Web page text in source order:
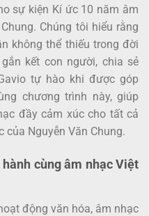
sự kiện Kí ức 10 năm âm
Chúng tôi hiểu rằng
không thể thiếu trong đời
kết con người, chia sẻ
tự hào khi được góp
chương trình này, giúp
đầy cảm xúc cho tất cả
của Nguyễn Văn Chung.
cùng âm nhạc Việt
động văn hóa, âm nhạc